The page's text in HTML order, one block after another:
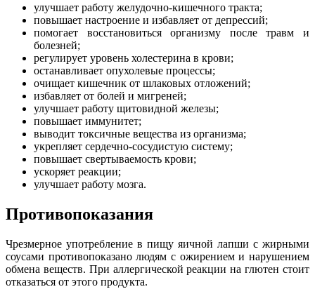
улучшает работу желудочно-кишечного тракта;
повышает настроение и избавляет от депрессий;
помогает восстановиться организму после травм и
болезней;
регулирует уровень холестерина в крови;
останавливает опухолевые процессы;
очищает кишечник от шлаковых отложений;
избавляет от болей и мигреней;
улучшает работу щитовидной железы;
повышает иммунитет;
выводит токсичные вещества из организма;
укрепляет сердечно-сосудистую систему;
повышает свертываемость крови;
ускоряет реакции;
улучшает работу мозга.
Противопоказания
Чрезмерное употребление в пищу яичной лапши с жирными
соусами противопоказано людям с ожирением и нарушением
обмена веществ. При аллергической реакции на глютен стоит
отказаться от этого продукта.